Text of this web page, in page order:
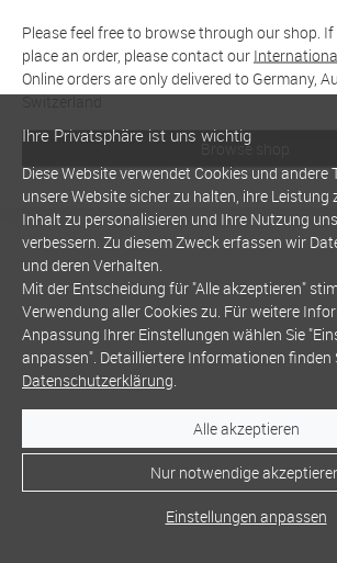
Please feel free to browse through our shop.
place an order, please contact our
Online orders are only delivered to Germany,
Switzerland
Browse shop
Ihre Privatsphäre ist uns wichtig
Diese Website verwendet Cookies und andere
unsere Website sicher zu halten, ihre Leistung
Inhalt zu personalisieren und Ihre Nutzung
verbessern. Zu diesem Zweck erfassen wir
und deren Verhalten.
Mit der Entscheidung für "Alle akzeptieren"
Verwendung aller Cookies zu. Für weitere
Anpassung Ihrer Einstellungen wählen Sie
anpassen". Detailliertere Informationen finden
Datenschutzerklärung.
Alle akzeptieren
Nur notwendige
Einstellungen anpassen